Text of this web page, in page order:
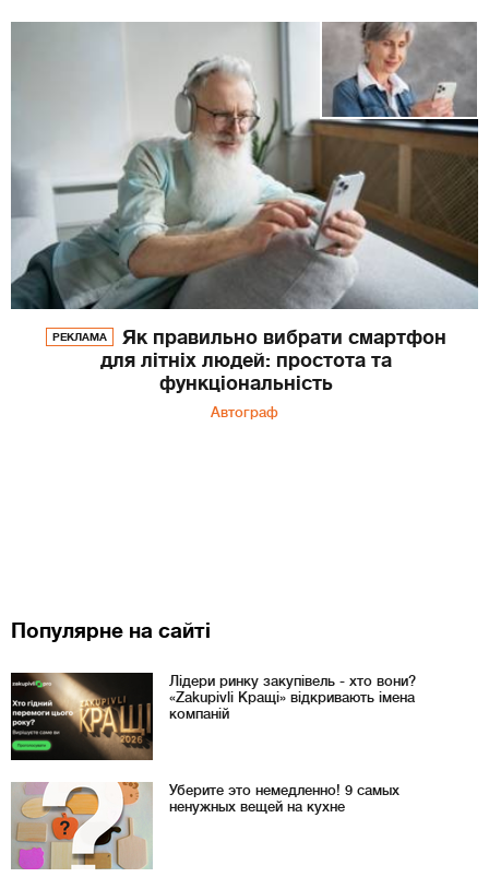
РЕКЛАМА
Як правильно вибрати смартфон
для літніх людей: простота та
функціональність
Автограф
Популярне на сайті
Лідери ринку закупівель - хто вони?
«Zakupivli Кращі» відкривають імена
компаній
Уберите это немедленно! 9 самых
ненужных вещей на кухне